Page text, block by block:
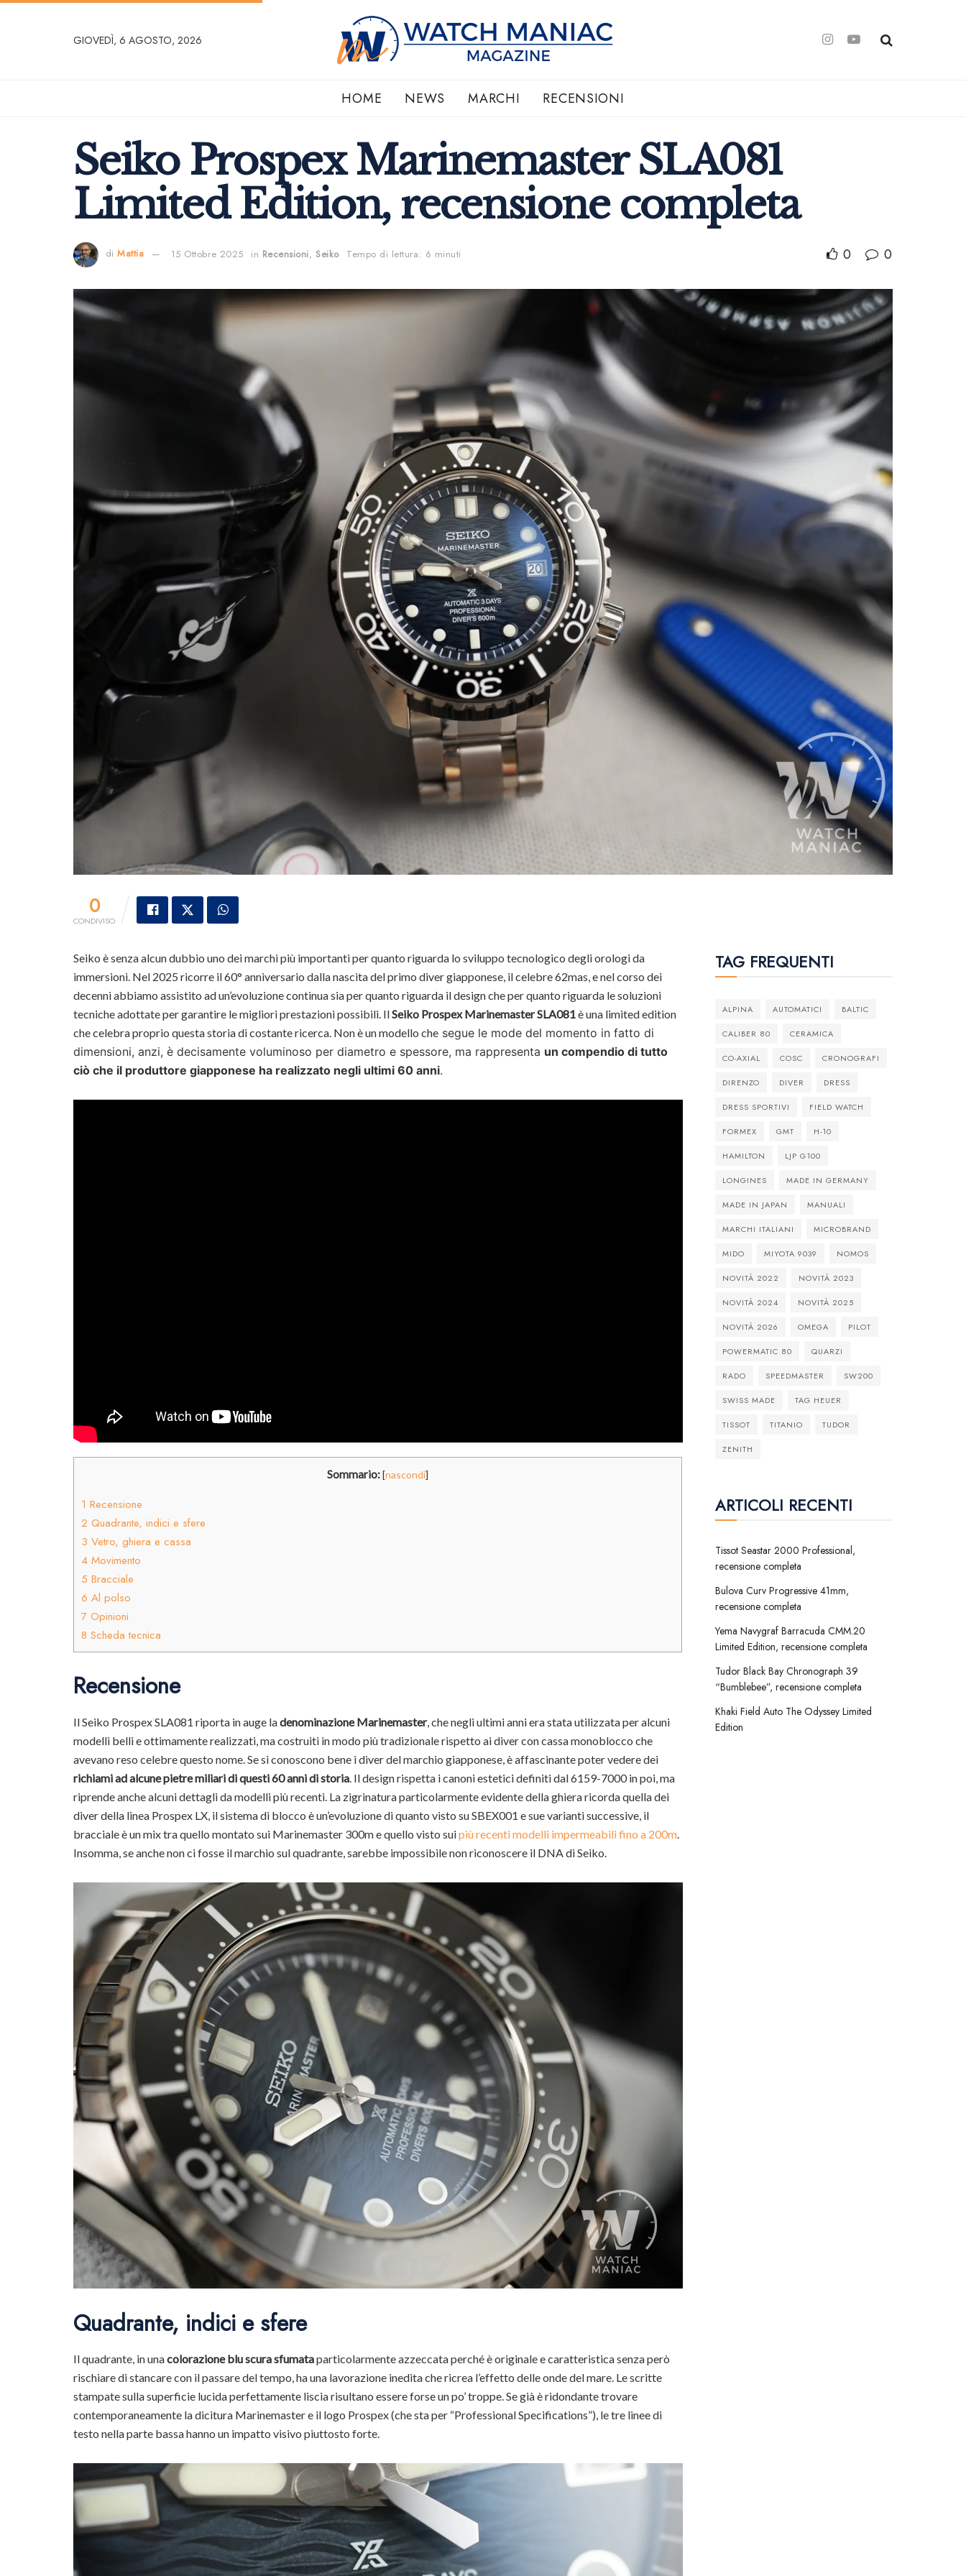
GIOVEDÌ, 6 AGOSTO, 2026
HOME NEWS MARCHI RECENSIONI
Seiko Prospex Marinemaster SLA081
Limited Edition, recensione completa
di Mattia 15 Ottobre 2025 in Recensioni, Seiko Tempo di lettura: 6 minuti 0 0
0
CONDIVISO
Seiko è senza alcun dubbio uno dei marchi più importanti per quanto riguarda lo sviluppo tecnologico degli orologi da
immersioni. Nel 2025 ricorre il 60° anniversario dalla nascita del primo diver giapponese, il celebre 62mas, e nel corso dei
decenni abbiamo assistito ad un’evoluzione continua sia per quanto riguarda il design che per quanto riguarda le soluzioni
tecniche adottate per garantire le migliori prestazioni possibili. IlSeiko Prospex Marinemaster SLA081è una limited edition
che celebra proprio questa storia di costante ricerca. Non è un modello che segue le mode del momento in fatto di
dimensioni, anzi, è decisamente voluminoso per diametro e spessore, ma rappresenta un compendio di tutto
ciò che il produttore giapponese ha realizzato negli ultimi 60 anni.
Sommario:[nascondi]
1 Recensione
2 Quadrante, indici e sfere
3 Vetro, ghiera e cassa
4 Movimento
5 Bracciale
6 Al polso
7 Opinioni
8 Scheda tecnica
Recensione
Il Seiko Prospex SLA081 riporta in auge ladenominazione Marinemaster, che negli ultimi anni era stata utilizzata per alcuni
modelli belli e ottimamente realizzati, ma costruiti in modo più tradizionale rispetto ai diver con cassa monoblocco che
avevano reso celebre questo nome. Se si conoscono bene i diver del marchio giapponese, è affascinante poter vedere dei
richiami ad alcune pietre miliari di questi 60 anni di storia . Il design rispetta i canoni estetici definiti dal 6159-7000 in poi, ma
riprende anche alcuni dettagli da modelli più recenti. La zigrinatura particolarmente evidente della ghiera ricorda quella dei
diver della linea Prospex LX, il sistema di blocco è un’evoluzione di quanto visto su SBEX001 e sue varianti successive, il
bracciale è un mix tra quello montato sui Marinemaster 300m e quello visto suipiù recenti modelli impermeabili fino a 200m
Insomma, se anche non ci fosse il marchio sul quadrante, sarebbe impossibile non riconoscere il DNA di Seiko.
Quadrante, indici e sfere
Il quadrante, in unacolorazione blu scura sfumataparticolarmente azzeccata perché è originale e caratteristica senza però
rischiare di stancare con il passare del tempo, ha una lavorazione inedita che ricrea l’effetto delle onde del mare. Le scritte
stampate sulla superficie lucida perfettamente liscia risultano essere forse un po’ troppe. Se già è ridondante trovare
contemporaneamente la dicitura Marinemaster e il logo Prospex (che sta per “Professional Specifications”), le tre linee di
testo nella parte bassa hanno un impatto visivo piuttosto forte.
TAG FREQUENTI
ALPINA AUTOMATICI BALTIC
CALIBER 80 CERAMICA
CO-AXIAL COSC CRONOGRAFI
DIRENZO DIVER DRESS
DRESS SPORTIVI FIELD WATCH
FORMEX GMT H-10
HAMILTON LJP G100
LONGINES MADE IN GERMANY
MADE IN JAPAN MANUALI
MARCHI ITALIANI MICROBRAND
MIDO MIYOTA 9039 NOMOS
NOVITÀ 2022 NOVITÀ 2023
NOVITÀ 2024 NOVITÀ 2025
NOVITÀ 2026 OMEGA PILOT
POWERMATIC 80 QUARZI
RADO SPEEDMASTER SW200
SWISS MADE TAG HEUER
TISSOT TITANIO TUDOR
ZENITH
ARTICOLI RECENTI
Tissot Seastar 2000 Professional,
recensione completa
Bulova Curv Progressive 41mm,
recensione completa
Yema Navygraf Barracuda CMM.20
Limited Edition, recensione completa
Tudor Black Bay Chronograph 39
“Bumblebee”, recensione completa
Khaki Field Auto The Odyssey Limited
Edition